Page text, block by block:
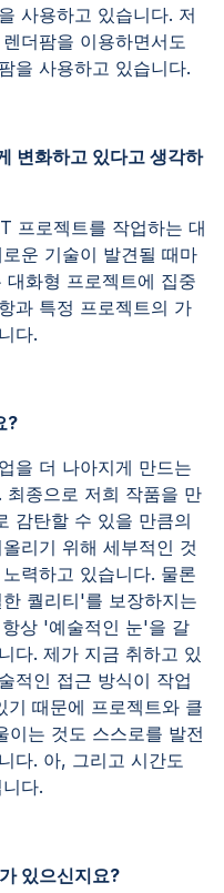
사용하고 있습니다. 저
더팜을 이용하면서도
을 사용하고 있습니다.
변화하고 있다고 생각하
프로젝트를 작업하는 대
운 기술이 발견될 때마
화형 프로젝트에 집중
과 특정 프로젝트의 가
다.
?
을 더 나아지게 만드는
종으로 저희 작품을 만
감탄할 수 있을 만큼의
리기 위해 세부적인 것
력하고 있습니다. 물론
퀄리티'를 보장하지는
상 '예술적인 눈'을 갈
다. 제가 지금 취하고 있
적인 접근 방식이 작업
기 때문에 프로젝트와 클
이는 것도 스스로를 발전
다. 아, 그리고 시간도
다.
있으신지요?